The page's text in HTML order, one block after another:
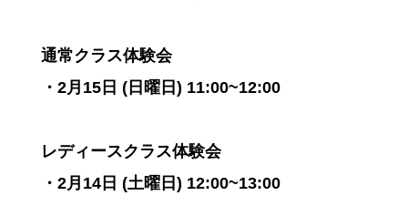
通常クラス体験会
・2月15日 (日曜日) 11:00~12:00
レディースクラス体験会
・2月14日 (土曜日) 12:00~13:00